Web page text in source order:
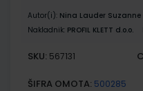
Autor(i): Nina Lauder Suzanne
Nakladnik: PROFIL KLETT d.o.o.
SKU: 567131
ŠIFRA OMOTA: 500285